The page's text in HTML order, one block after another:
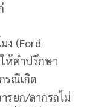
ง (Ford
ห้คำปรึกษา
รณีเกิด
รยก/ลากรถไม่